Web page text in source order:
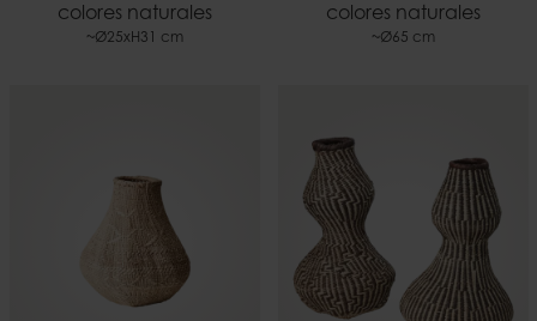
colores naturales
~Ø25xH31 cm
colores naturales
~Ø65 cm